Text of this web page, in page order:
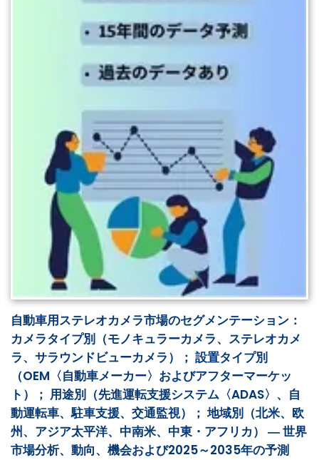
自動車用ステレオカメラ市場のセグメンテーション：
カメラタイプ別（モノキュラーカメラ、ステレオカメ
ラ、サラウンドビューカメラ）； 設置タイプ別
（OEM〈自動車メーカー〉およびアフターマーケッ
ト）； 用途別（先進運転支援システム〈ADAS〉、自
動運転車、駐車支援、交通監視）； 地域別（北米、欧
州、アジア太平洋、中南米、中東・アフリカ） ― 世界
市場分析、動向、機会および2025～2035年の予測